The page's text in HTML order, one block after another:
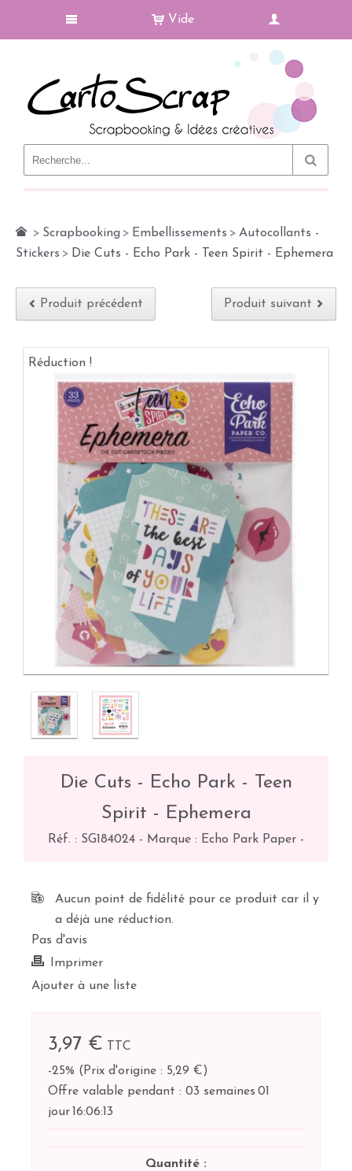
Vide
> Scrapbooking > Embellissements > Autocollants -
Stickers > Die Cuts - Echo Park - Teen Spirit - Ephemera
Produit précédent Produit suivant
Réduction !
Die Cuts - Echo Park - Teen
Spirit - Ephemera
Réf. : SG184024 - Marque : Echo Park Paper -
Aucun point de fidélité pour ce produit car il y
a déjà une réduction.
Pas d'avis
Imprimer
Ajouter à une liste
3,97 €
TTC
-25% ( Prix d'origine : 5,29 €)
Offre valable pendant : 03 semaines 01
jour 16:06:13
Quantité :